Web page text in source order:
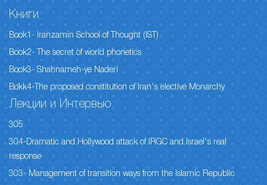
Книги
Book1- Iranzamin School of Thought (IST)
Book2- The secret of world phonetics
Book3- Shahnameh-ye Naderi
Bokk4-The proposed constitution of Iran's elective Monarchy
Лекции и Интервью
305
304-Dramatic and Hollywood attack of IRGC and Israel's real
response
303- Management of transition ways from the Islamic Republic